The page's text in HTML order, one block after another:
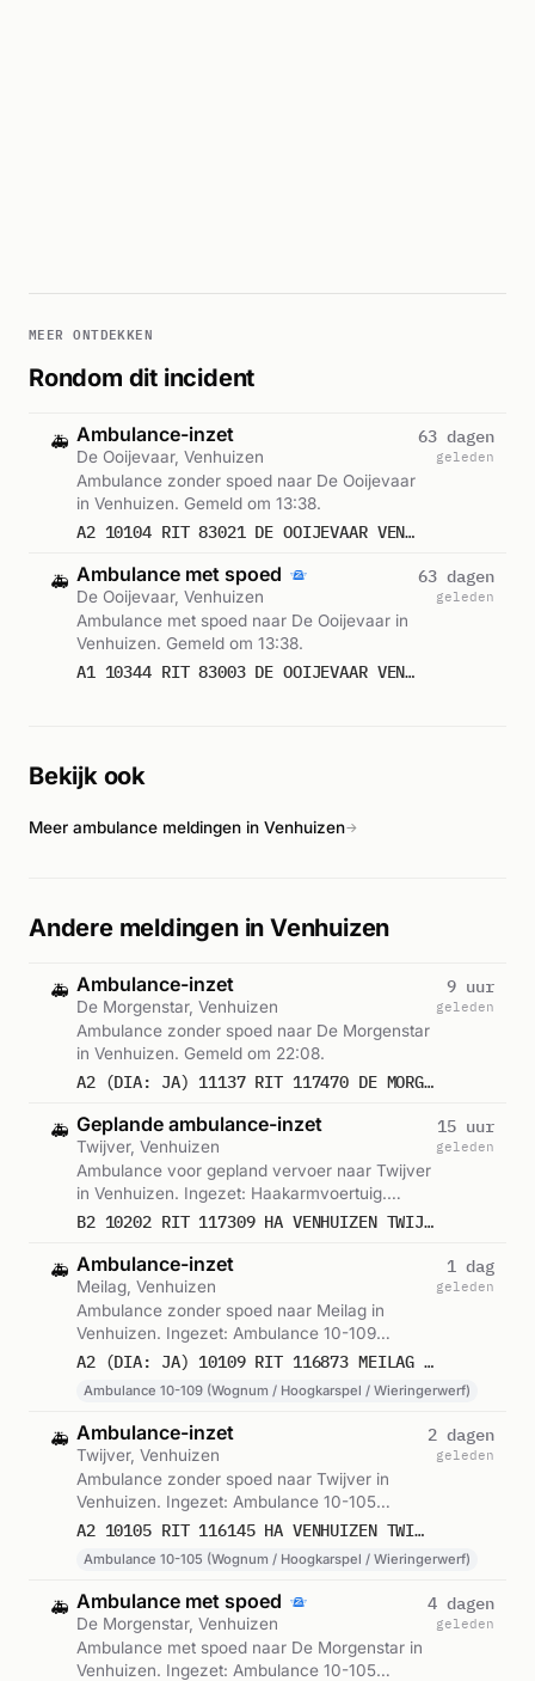
MEER ONTDEKKEN
Rondom dit incident
🚑 Ambulance-inzet
De Ooijevaar, Venhuizen
Ambulance zonder spoed naar De Ooijevaar
in Venhuizen. Gemeld om 13:38.
A2 10104 RIT 83021 DE OOIJEVAAR VENHUIZEN
63 dagen
geleden
🚑 Ambulance met spoed
De Ooijevaar, Venhuizen
Ambulance met spoed naar De Ooijevaar in
Venhuizen. Gemeld om 13:38.
A1 10344 RIT 83003 DE OOIJEVAAR VENHUIZEN
63 dagen
geleden
Bekijk ook
Meer ambulance meldingen in Venhuizen→
Andere meldingen in Venhuizen
🚑 Ambulance-inzet
De Morgenstar, Venhuizen
Ambulance zonder spoed naar De Morgenstar
in Venhuizen. Gemeld om 22:08.
A2 (DIA: JA) 11137 RIT 117470 DE MORGENSTAR VENHUIZEN
9 uur
geleden
🚑 Geplande ambulance-inzet
Twijver, Venhuizen
Ambulance voor gepland vervoer naar Twijver
in Venhuizen. Ingezet: Haakarmvoertuig.
Gemeld om 15:46.
B2 10202 RIT 117309 HA VENHUIZEN TWIJVER VENHUIZEN
15 uur
geleden
🚑 Ambulance-inzet
Meilag, Venhuizen
Ambulance zonder spoed naar Meilag in
Venhuizen. Ingezet: Ambulance 10-109
(Wognum / Hoogkarspel / Wieringerwerf).
A2 (DIA: JA) 10109 RIT 116873 MEILAG VENHUIZEN
Ambulance 10-109 (Wognum / Hoogkarspel / Wieringerwerf)
1 dag
geleden
🚑 Ambulance-inzet
Twijver, Venhuizen
Ambulance zonder spoed naar Twijver in
Venhuizen. Ingezet: Ambulance 10-105
(Wognum / Hoogkarspel / Wieringerwerf).
A2 10105 RIT 116145 HA VENHUIZEN TWIJVER VENHUIZEN
Ambulance 10-105 (Wognum / Hoogkarspel / Wieringerwerf)
2 dagen
geleden
🚑 Ambulance met spoed
De Morgenstar, Venhuizen
Ambulance met spoed naar De Morgenstar in
Venhuizen. Ingezet: Ambulance 10-105
4 dagen
geleden